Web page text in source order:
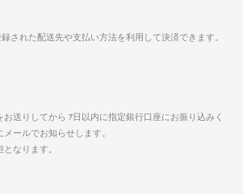
された配送先や支払い方法を利用して決済できます。
送りしてから 7日以内に指定銀行口座にお振り込みく
ールでお知らせします。
となります。